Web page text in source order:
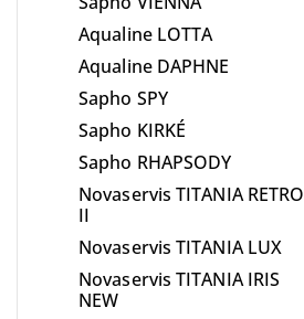
Aqualine LOTTA
Aqualine DAPHNE
Sapho SPY
Sapho KIRKÉ
Sapho RHAPSODY
Novaservis TITANIA RETRO
II
Novaservis TITANIA LUX
Novaservis TITANIA IRIS
NEW